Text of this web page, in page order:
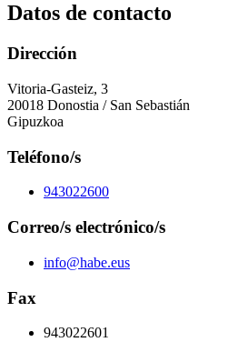
Datos de contacto
Dirección
Vitoria-Gasteiz, 3
20018 Donostia / San Sebastián
Gipuzkoa
Teléfono/s
943022600
Correo/s electrónico/s
info@habe.eus
Fax
943022601